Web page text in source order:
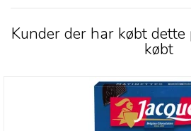
Kunder der har købt
købt